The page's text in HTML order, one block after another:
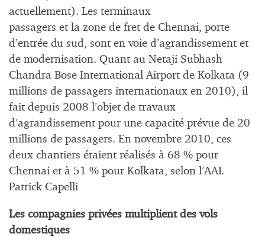
actuellement). Les terminaux
passagers et la zone de fret de Chennai, porte
d’entrée du sud, sont en voie d’agrandissement et
de modernisation. Quant au Netaji Subhash
Chandra Bose International Airport de Kolkata (9
millions de passagers internationaux en 2010), il
fait depuis 2008 l’objet de travaux
d’agrandissement pour une capacité prévue de 20
millions de passagers. En novembre 2010, ces
deux chantiers étaient réalisés à 68 % pour
Chennai et à 51 % pour Kolkata, selon l’AAI.
Patrick Capelli
Les compagnies privées multiplient des vols
domestiques